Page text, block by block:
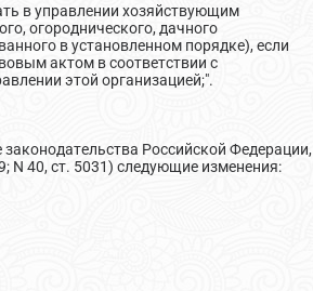
в управлении хозяйствующим
огороднического, дачного
в установленном порядке), если
актом в соответствии с
этой организацией;".
Российской Федерации,
N 40, ст. 5031) следующие изменения: